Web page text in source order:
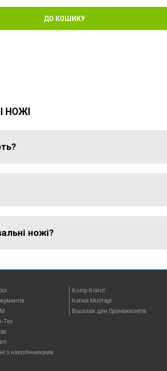
ДО КОШИКУ
НОЖІ
ножі?
Tex
з наколінниками
Колір Койот
Кепки Мілітарі
Вішалки для бронежилетів